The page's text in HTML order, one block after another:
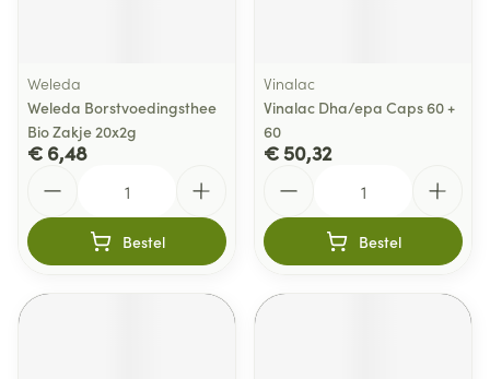
Weleda
Weleda Borstvoedingsthee
Bio Zakje 20x2g
€ 6,48
Bestel
Vinalac
Vinalac Dha/epa Caps 60 +
60
€ 50,32
Bestel